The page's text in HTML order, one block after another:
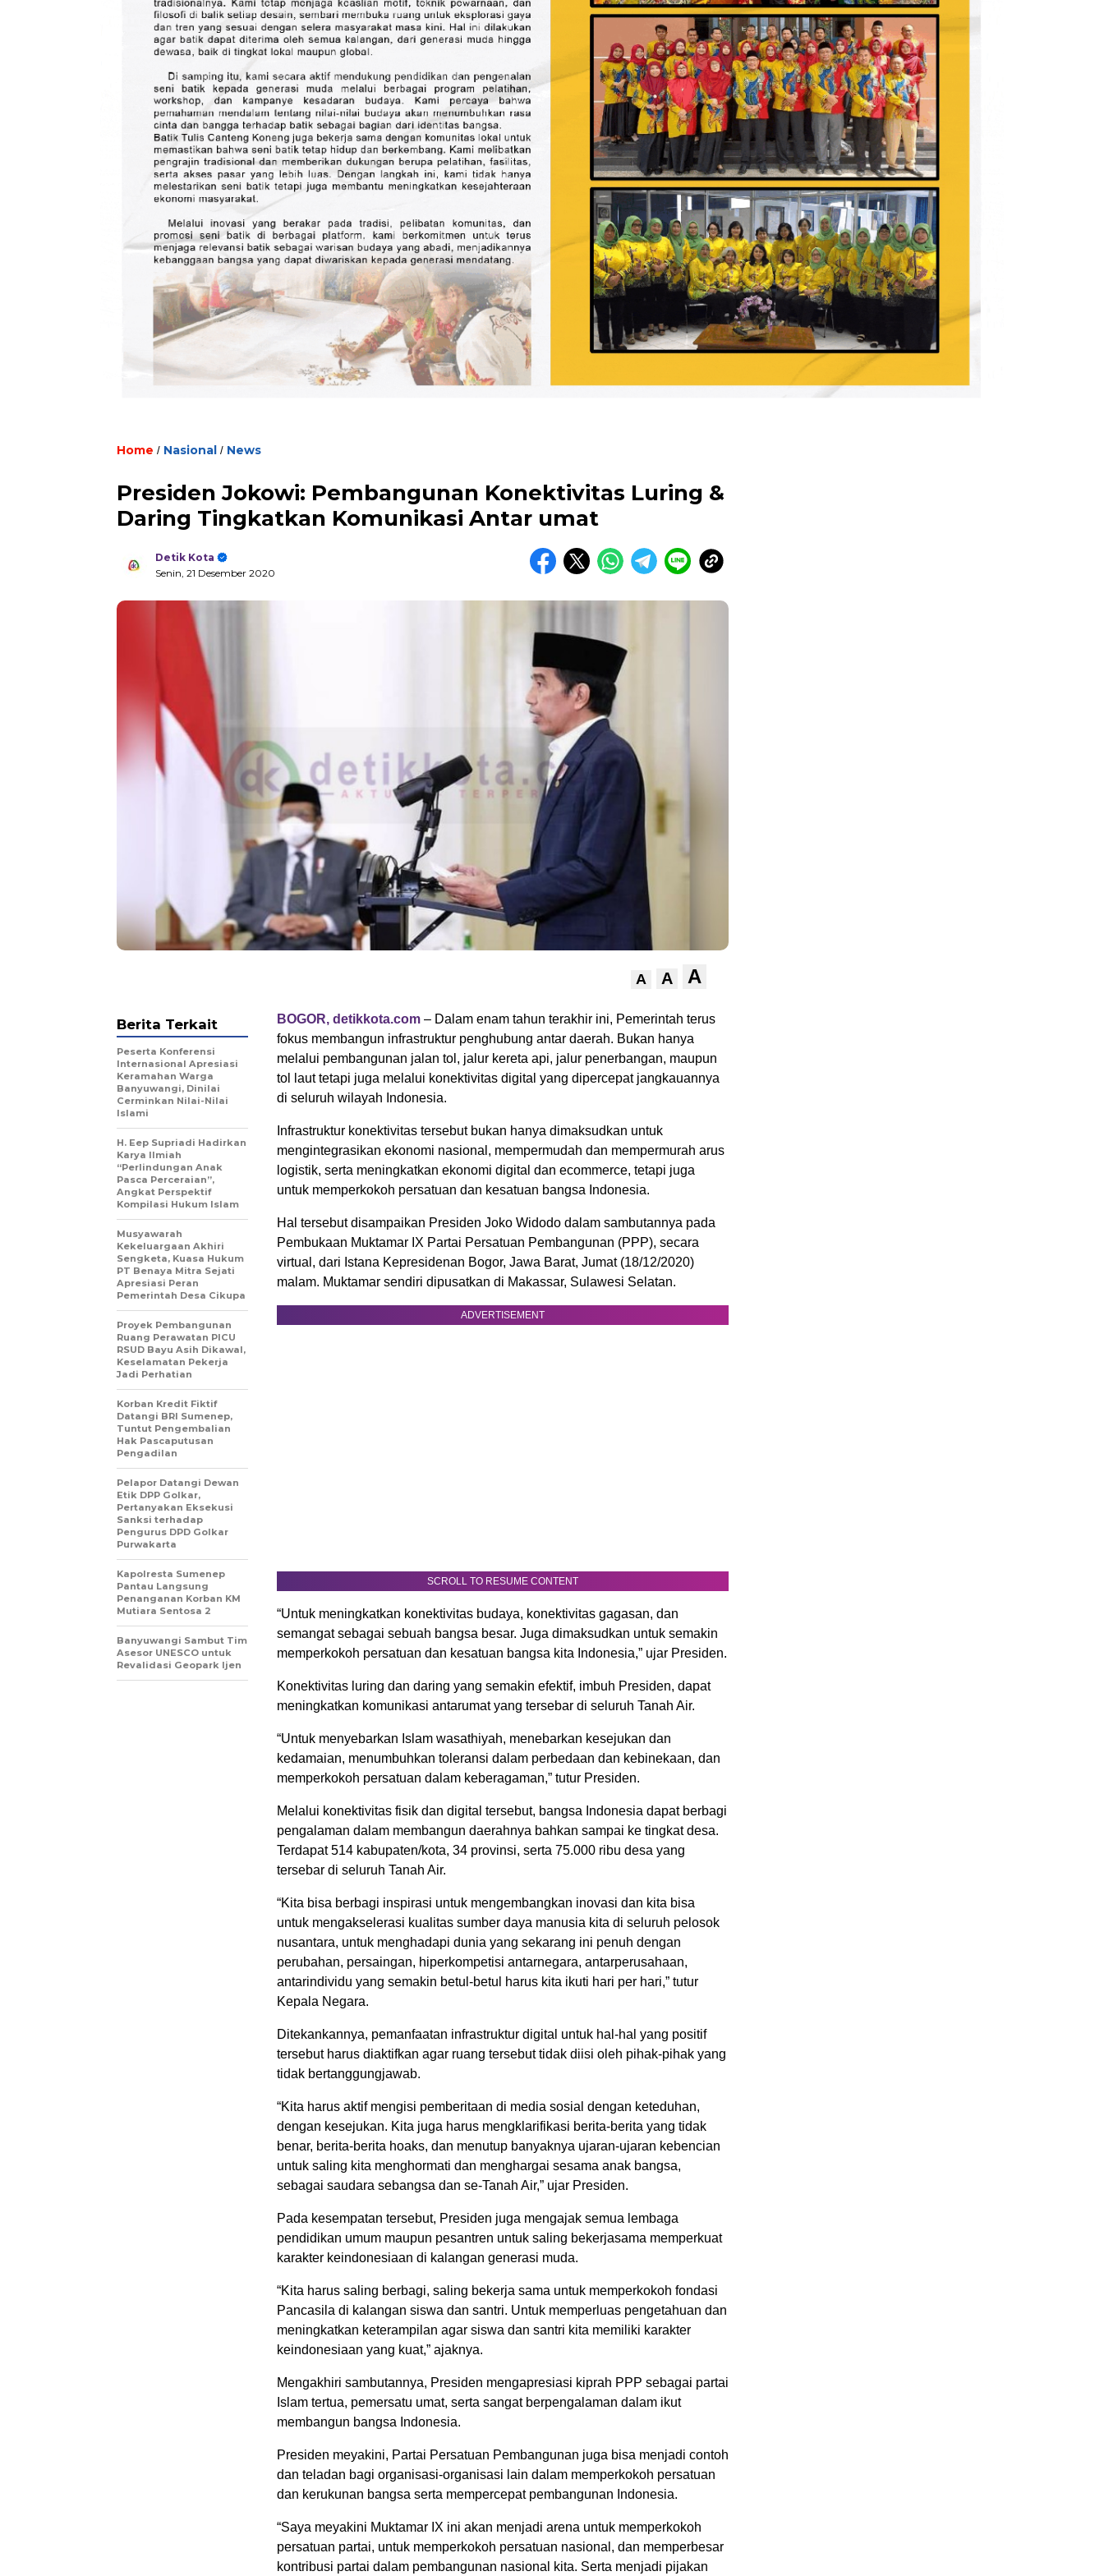
Home / Nasional / News
Presiden Jokowi: Pembangunan Konektivitas Luring &
Daring Tingkatkan Komunikasi Antar umat
Detik Kota
Senin, 21 Desember 2020
A A A
BOGOR, detikkota.com – Dalam enam tahun terakhir ini, Pemerintah terus
fokus membangun infrastruktur penghubung antar daerah. Bukan hanya
melalui pembangunan jalan tol, jalur kereta api, jalur penerbangan, maupun
tol laut tetapi juga melalui konektivitas digital yang dipercepat jangkauannya
di seluruh wilayah Indonesia.
Infrastruktur konektivitas tersebut bukan hanya dimaksudkan untuk
mengintegrasikan ekonomi nasional, mempermudah dan mempermurah arus
logistik, serta meningkatkan ekonomi digital dan ecommerce, tetapi juga
untuk memperkokoh persatuan dan kesatuan bangsa Indonesia.
Hal tersebut disampaikan Presiden Joko Widodo dalam sambutannya pada
Pembukaan Muktamar IX Partai Persatuan Pembangunan (PPP), secara
virtual, dari Istana Kepresidenan Bogor, Jawa Barat, Jumat (18/12/2020)
malam. Muktamar sendiri dipusatkan di Makassar, Sulawesi Selatan.
ADVERTISEMENT
SCROLL TO RESUME CONTENT
“Untuk meningkatkan konektivitas budaya, konektivitas gagasan, dan
semangat sebagai sebuah bangsa besar. Juga dimaksudkan untuk semakin
memperkokoh persatuan dan kesatuan bangsa kita Indonesia,” ujar Presiden.
Konektivitas luring dan daring yang semakin efektif, imbuh Presiden, dapat
meningkatkan komunikasi antarumat yang tersebar di seluruh Tanah Air.
“Untuk menyebarkan Islam wasathiyah, menebarkan kesejukan dan
kedamaian, menumbuhkan toleransi dalam perbedaan dan kebinekaan, dan
memperkokoh persatuan dalam keberagaman,” tutur Presiden.
Melalui konektivitas fisik dan digital tersebut, bangsa Indonesia dapat berbagi
pengalaman dalam membangun daerahnya bahkan sampai ke tingkat desa.
Terdapat 514 kabupaten/kota, 34 provinsi, serta 75.000 ribu desa yang
tersebar di seluruh Tanah Air.
“Kita bisa berbagi inspirasi untuk mengembangkan inovasi dan kita bisa
untuk mengakselerasi kualitas sumber daya manusia kita di seluruh pelosok
nusantara, untuk menghadapi dunia yang sekarang ini penuh dengan
perubahan, persaingan, hiperkompetisi antarnegara, antarperusahaan,
antarindividu yang semakin betul-betul harus kita ikuti hari per hari,” tutur
Kepala Negara.
Ditekankannya, pemanfaatan infrastruktur digital untuk hal-hal yang positif
tersebut harus diaktifkan agar ruang tersebut tidak diisi oleh pihak-pihak yang
tidak bertanggungjawab.
“Kita harus aktif mengisi pemberitaan di media sosial dengan keteduhan,
dengan kesejukan. Kita juga harus mengklarifikasi berita-berita yang tidak
benar, berita-berita hoaks, dan menutup banyaknya ujaran-ujaran kebencian
untuk saling kita menghormati dan menghargai sesama anak bangsa,
sebagai saudara sebangsa dan se-Tanah Air,” ujar Presiden.
Pada kesempatan tersebut, Presiden juga mengajak semua lembaga
pendidikan umum maupun pesantren untuk saling bekerjasama memperkuat
karakter keindonesiaan di kalangan generasi muda.
“Kita harus saling berbagi, saling bekerja sama untuk memperkokoh fondasi
Pancasila di kalangan siswa dan santri. Untuk memperluas pengetahuan dan
meningkatkan keterampilan agar siswa dan santri kita memiliki karakter
keindonesiaan yang kuat,” ajaknya.
Mengakhiri sambutannya, Presiden mengapresiasi kiprah PPP sebagai partai
Islam tertua, pemersatu umat, serta sangat berpengalaman dalam ikut
membangun bangsa Indonesia.
Presiden meyakini, Partai Persatuan Pembangunan juga bisa menjadi contoh
dan teladan bagi organisasi-organisasi lain dalam memperkokoh persatuan
dan kerukunan bangsa serta mempercepat pembangunan Indonesia.
“Saya meyakini Muktamar IX ini akan menjadi arena untuk memperkokoh
persatuan partai, untuk memperkokoh persatuan nasional, dan memperbesar
kontribusi partai dalam pembangunan nasional kita. Serta menjadi pijakan
Berita Terkait
Peserta Konferensi
Internasional Apresiasi
Keramahan Warga
Banyuwangi, Dinilai
Cerminkan Nilai-Nilai
Islami
H. Eep Supriadi Hadirkan
Karya Ilmiah
“Perlindungan Anak
Pasca Perceraian”,
Angkat Perspektif
Kompilasi Hukum Islam
Musyawarah
Kekeluargaan Akhiri
Sengketa, Kuasa Hukum
PT Benaya Mitra Sejati
Apresiasi Peran
Pemerintah Desa Cikupa
Proyek Pembangunan
Ruang Perawatan PICU
RSUD Bayu Asih Dikawal,
Keselamatan Pekerja
Jadi Perhatian
Korban Kredit Fiktif
Datangi BRI Sumenep,
Tuntut Pengembalian
Hak Pascaputusan
Pengadilan
Pelapor Datangi Dewan
Etik DPP Golkar,
Pertanyakan Eksekusi
Sanksi terhadap
Pengurus DPD Golkar
Purwakarta
Kapolresta Sumenep
Pantau Langsung
Penanganan Korban KM
Mutiara Sentosa 2
Banyuwangi Sambut Tim
Asesor UNESCO untuk
Revalidasi Geopark Ijen